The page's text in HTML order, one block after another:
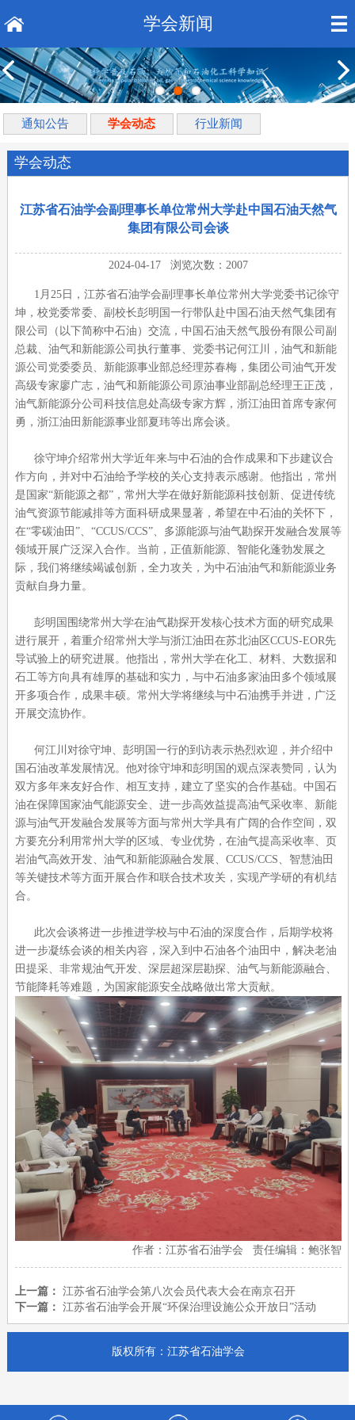
学会新闻
通知公告 学会动态 行业新闻
学会动态
江苏省石油学会副理事长单位常州大学赴中国石油天然气
集团有限公司会谈
2024-04-17 浏览次数：2007
1月25日，江苏省石油学会副理事长单位常州大学党委书记徐守
坤，校党委常委、副校长彭明国一行带队赴中国石油天然气集团有
限公司（以下简称中石油）交流，中国石油天然气股份有限公司副
总裁、油气和新能源公司执行董事、党委书记何江川，油气和新能
源公司党委委员、新能源事业部总经理苏春梅，集团公司油气开发
高级专家廖广志，油气和新能源公司原油事业部副总经理王正茂，
油气新能源分公司科技信息处高级专家方辉，浙江油田首席专家何
勇，浙江油田新能源事业部夏玮等出席会谈。
徐守坤介绍常州大学近年来与中石油的合作成果和下步建议合
作方向，并对中石油给予学校的关心支持表示感谢。他指出，常州
是国家“新能源之都”，常州大学在做好新能源科技创新、促进传统
油气资源节能减排等方面科研成果显著，希望在中石油的关怀下，
在“零碳油田”、“CCUS/CCS”、多源能源与油气勘探开发融合发展等
领域开展广泛深入合作。当前，正值新能源、智能化蓬勃发展之
际，我们将继续竭诚创新，全力攻关，为中石油油气和新能源业务
贡献自身力量。
彭明国围绕常州大学在油气勘探开发核心技术方面的研究成果
进行展开，着重介绍常州大学与浙江油田在苏北油区CCUS-EOR先
导试验上的研究进展。他指出，常州大学在化工、材料、大数据和
石工等方向具有雄厚的基础和实力，与中石油多家油田多个领域展
开多项合作，成果丰硕。常州大学将继续与中石油携手并进，广泛
开展交流协作。
何江川对徐守坤、彭明国一行的到访表示热烈欢迎，并介绍中
国石油改革发展情况。他对徐守坤和彭明国的观点深表赞同，认为
双方多年来友好合作、相互支持，建立了坚实的合作基础。中国石
油在保障国家油气能源安全、进一步高效益提高油气采收率、新能
源与油气开发融合发展等方面与常州大学具有广阔的合作空间，双
方要充分利用常州大学的区域、专业优势，在油气提高采收率、页
岩油气高效开发、油气和新能源融合发展、CCUS/CCS、智慧油田
等关键技术等方面开展合作和联合技术攻关，实现产学研的有机结
合。
此次会谈将进一步推进学校与中石油的深度合作，后期学校将
进一步凝练会谈的相关内容，深入到中石油各个油田中，解决老油
田提采、非常规油气开发、深层超深层勘探、油气与新能源融合、
节能降耗等难题，为国家能源安全战略做出常大贡献。
作者：江苏省石油学会 责任编辑：鲍张智
上一篇： 江苏省石油学会第八次会员代表大会在南京召开
下一篇： 江苏省石油学会开展“环保治理设施公众开放日”活动
版权所有：江苏省石油学会